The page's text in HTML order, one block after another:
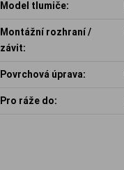
Model tlumiče:
Montážní rozhraní /
závit:
Povrchová úprava:
Pro ráže do: